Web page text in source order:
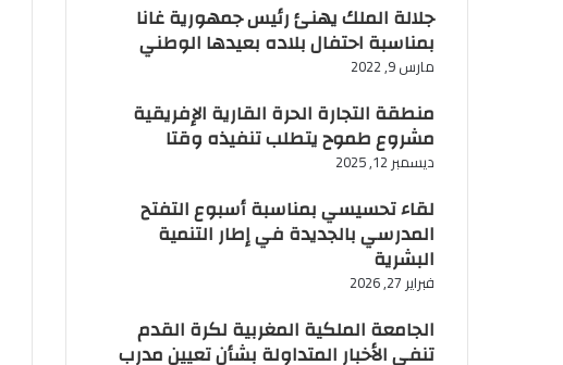
جلالة الملك يهنئ رئيس جمهورية غانا
بمناسبة احتفال بلاده بعيدها الوطني
مارس 9, 2022
منطقة التجارة الحرة القارية الإفريقية
مشروع طموح يتطلب تنفيذه وقتا
ديسمبر 12, 2025
لقاء تحسيسي بمناسبة أسبوع التفتح
المدرسي بالجديدة في إطار التنمية
البشرية
فبراير 27, 2026
الجامعة الملكية المغربية لكرة القدم
تنفي الأخبار المتداولة بشأن تعيين مدرب